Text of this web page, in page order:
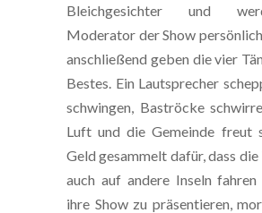
Bleichgesichter und
Moderator der Show
anschließend geben die vier
Bestes. Ein Lautsprecher
schwingen, Baströcke
Luft und die Gemeinde freut
Geld gesammelt dafür, dass die
auch auf andere Inseln fahren
ihre Show zu präsentieren,